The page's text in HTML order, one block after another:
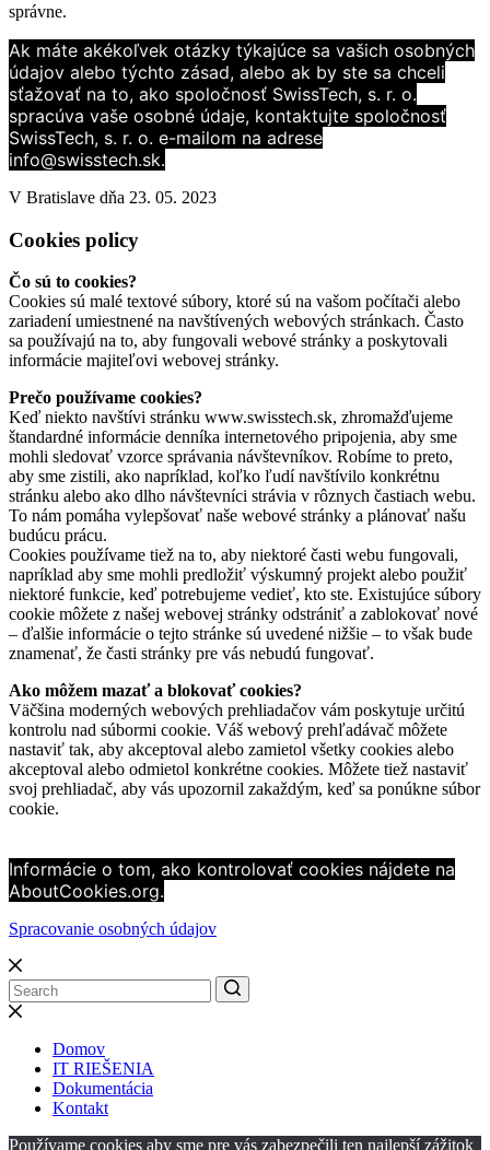
správne.
Ak máte akékoľvek otázky týkajúce sa vašich osobných
údajov alebo týchto zásad, alebo ak by ste sa chceli
sťažovať na to, ako spoločnosť SwissTech, s. r. o.
spracúva vaše osobné údaje, kontaktujte spoločnosť
SwissTech, s. r. o. e-mailom na adrese
info@swisstech.sk.
V Bratislave dňa 23. 05. 2023
Cookies policy
Čo sú to cookies?
Cookies sú malé textové súbory, ktoré sú na vašom počítači alebo
zariadení umiestnené na navštívených webových stránkach. Často
sa používajú na to, aby fungovali webové stránky a poskytovali
informácie majiteľovi webovej stránky.
Prečo používame cookies?
Keď niekto navštívi stránku www.swisstech.sk, zhromažďujeme
štandardné informácie denníka internetového pripojenia, aby sme
mohli sledovať vzorce správania návštevníkov. Robíme to preto,
aby sme zistili, ako napríklad, koľko ľudí navštívilo konkrétnu
stránku alebo ako dlho návštevníci strávia v rôznych častiach webu.
To nám pomáha vylepšovať naše webové stránky a plánovať našu
budúcu prácu.
Cookies používame tiež na to, aby niektoré časti webu fungovali,
napríklad aby sme mohli predložiť výskumný projekt alebo použiť
niektoré funkcie, keď potrebujeme vedieť, kto ste. Existujúce súbory
cookie môžete z našej webovej stránky odstrániť a zablokovať nové
– ďalšie informácie o tejto stránke sú uvedené nižšie – to však bude
znamenať, že časti stránky pre vás nebudú fungovať.
Ako môžem mazať a blokovať cookies?
Väčšina moderných webových prehliadačov vám poskytuje určitú
kontrolu nad súbormi cookie. Váš webový prehľadávač môžete
nastaviť tak, aby akceptoval alebo zamietol všetky cookies alebo
akceptoval alebo odmietol konkrétne cookies. Môžete tiež nastaviť
svoj prehliadač, aby vás upozornil zakaždým, keď sa ponúkne súbor
cookie.
Informácie o tom, ako kontrolovať cookies nájdete na
AboutCookies.org.
Spracovanie osobných údajov
Domov
IT RIEŠENIA
Dokumentácia
Kontakt
Používame cookies aby sme pre vás zabezpečili ten najlepší zážitok